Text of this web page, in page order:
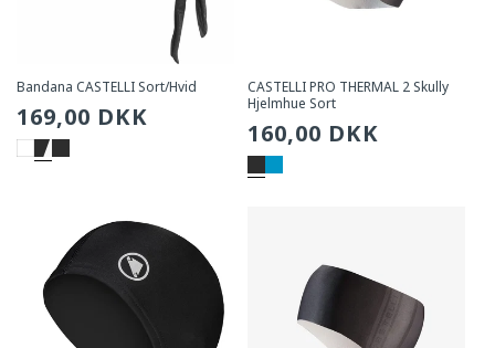
Bandana CASTELLI Sort/Hvid
Sædvanlig
pris
169,00 DKK
CASTELLI PRO THERMAL 2 Skully
Hjelmhue Sort
Sædvanlig
pris
160,00 DKK